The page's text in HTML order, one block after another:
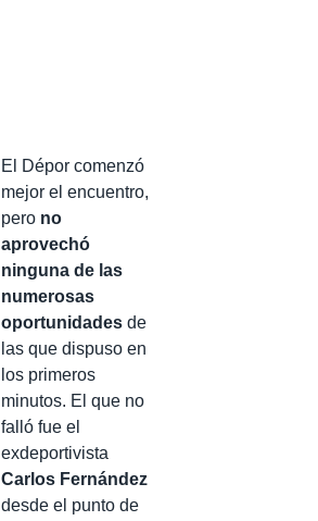
El Dépor comenzó
mejor el encuentro,
pero no
aprovechó
ninguna de las
numerosas
oportunidades de
las que dispuso en
los primeros
minutos. El que no
falló fue el
exdeportivista
Carlos Fernández
desde el punto de